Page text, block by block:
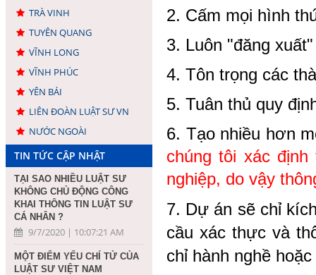
TRÀ VINH
TUYÊN QUANG
VĨNH LONG
VĨNH PHÚC
YÊN BÁI
LIÊN ĐOÀN LUẬT SƯ VN
NƯỚC NGOÀI
TIN TỨC CẬP NHẬT
TẠI SAO NHIỀU LUẬT SƯ
KHÔNG CHỦ ĐỘNG CÔNG
KHAI THÔNG TIN LUẬT SƯ
CÁ NHÂN ?
9/7/2020 | 10:07:21 AM
MỘT ĐIỂM YẾU CHÍ TỬ CỦA
LUẬT SƯ VIỆT NAM
2. Cấm mọi hình
3. Luôn "đăng
4. Tôn trọng các
5. Tuân thủ quy
6. Tạo nhiều hơn
chúng tôi xác
nghiệp, do vậy
7. Dự án sẽ chỉ
cầu xác thực và
chỉ hành nghề